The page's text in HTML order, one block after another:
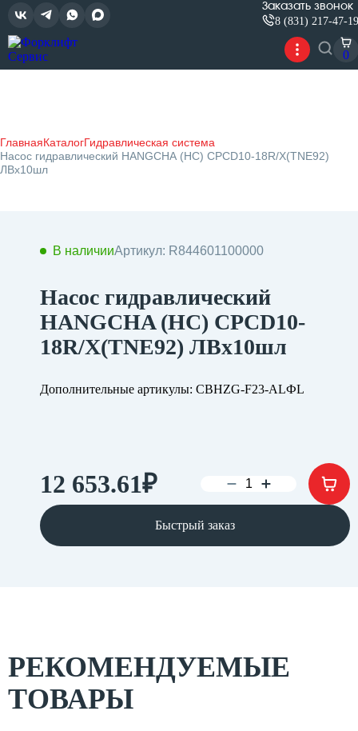
Заказать звонок
8 (831) 217-47-19
0
ГлавнаяКаталогГидравлическая система
Насос гидравлический HANGCHA (HC) CPCD10-18R/X(TNE92)
ЛВх10шл
В наличииАртикул: R844601100000
Насос гидравлический
HANGCHA (HC) CPCD10-
18R/X(TNE92) ЛВх10шл
Дополнительные артикулы: CBHZG-F23-ALФL
12 653.61₽
Быстрый заказ
РЕКОМЕНДУЕМЫЕ
ТОВАРЫ